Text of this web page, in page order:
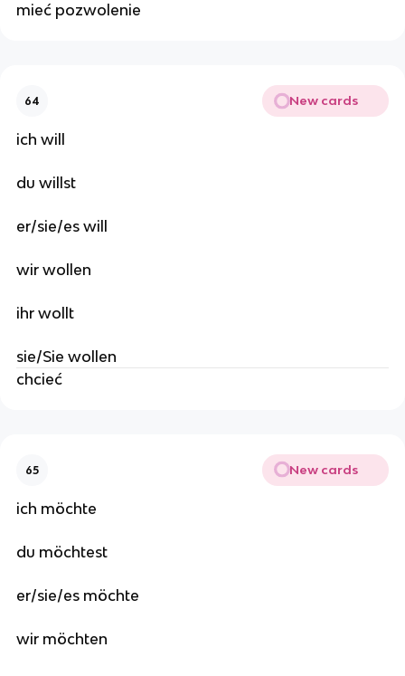
mieć pozwolenie
64 New cards
ich will
du willst
er/sie/es will
wir wollen
ihr wollt
sie/Sie wollen
chcieć
65 New cards
ich möchte
du möchtest
er/sie/es möchte
wir möchten